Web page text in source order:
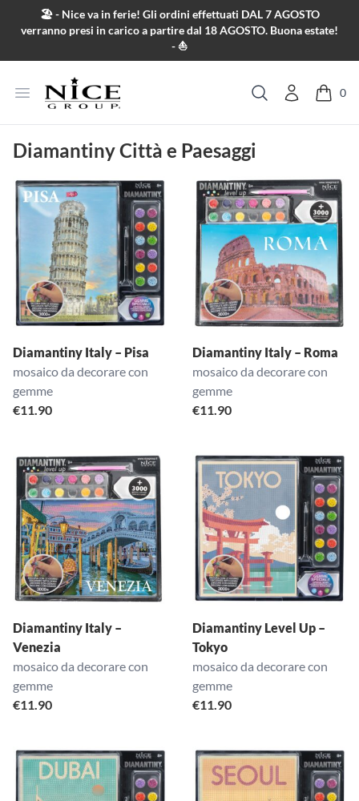
Salta al contenuto
🏖️ - Nice va in ferie! Gli ordini effettuati DAL 7 AGOSTO
verranno presi in carico a partire dal 18 AGOSTO. Buona estate!
- ⛵
Apri menu
Cerca
0
Diamantiny Città e Paesaggi
Diamantiny Italy – Pisa
mosaico da decorare con
gemme
€11.90
Diamantiny Italy – Roma
mosaico da decorare con
gemme
€11.90
Diamantiny Italy –
Venezia
mosaico da decorare con
gemme
€11.90
Diamantiny Level Up –
Tokyo
mosaico da decorare con
gemme
€11.90